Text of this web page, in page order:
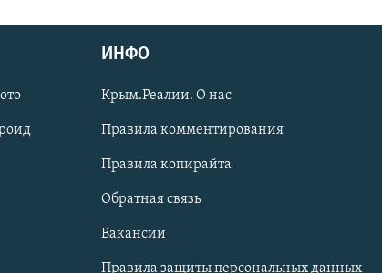
ИНФО
Крым.Реалии. О нас
Правила комментирования
Правила копирайта
Обратная связь
Вакансии
Правила защиты персональных данных